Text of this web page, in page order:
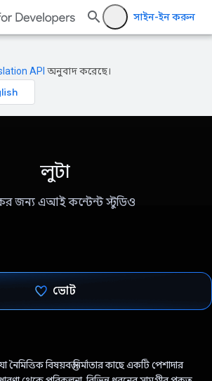
সাইন-ইন করুন
API অনুবাদ করেছে।
লুটা
জন্য এআই কন্টেন্ট স্টুডিও
ভোট
বিষয়বস্তু নির্মাতার কাছে একটি পেশাদার